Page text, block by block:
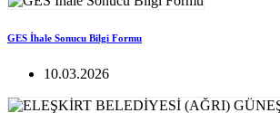
GES İhale Sonucu Bilgi Formu
10.03.2026